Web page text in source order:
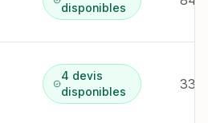
disponibles
4 devis
disponibles
33